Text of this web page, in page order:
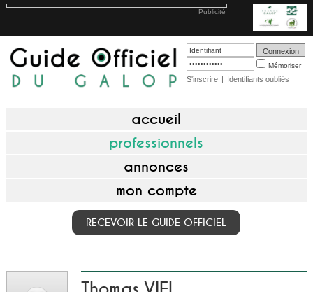
Publicité
Mémoriser
S'inscrire | Identifiants oubliés
accueil
professionnels
annonces
mon compte
RECEVOIR LE GUIDE OFFICIEL